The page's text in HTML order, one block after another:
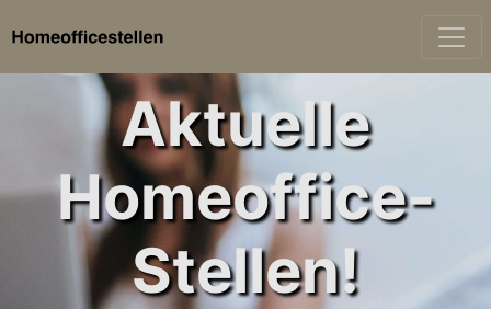
Aktuelle
Homeoffice-
Stellen!